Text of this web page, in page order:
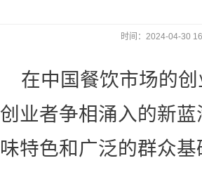
时间：2024-04-30
在中国餐饮市场的
创业者争相涌入的新
味特色和广泛的群众